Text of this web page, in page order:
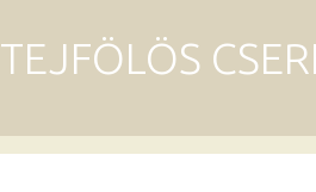
TEJFÖLÖS